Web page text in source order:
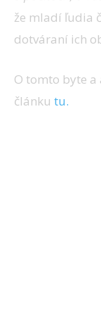
že mladí ľudia
dotváraní ich
O tomto byte
článku tu.